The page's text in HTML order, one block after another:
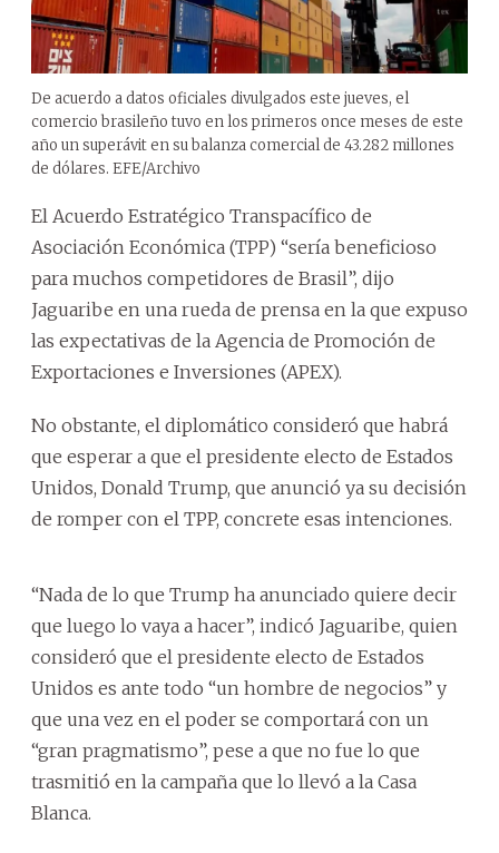
De acuerdo a datos oficiales divulgados este jueves, el
comercio brasileño tuvo en los primeros once meses de este
año un superávit en su balanza comercial de 43.282 millones
de dólares. EFE/Archivo
El Acuerdo Estratégico Transpacífico de
Asociación Económica (TPP) “sería beneficioso
para muchos competidores de Brasil”, dijo
Jaguaribe en una rueda de prensa en la que expuso
las expectativas de la Agencia de Promoción de
Exportaciones e Inversiones (APEX).
No obstante, el diplomático consideró que habrá
que esperar a que el presidente electo de Estados
Unidos, Donald Trump, que anunció ya su decisión
de romper con el TPP, concrete esas intenciones.
“Nada de lo que Trump ha anunciado quiere decir
que luego lo vaya a hacer”, indicó Jaguaribe, quien
consideró que el presidente electo de Estados
Unidos es ante todo “un hombre de negocios” y
que una vez en el poder se comportará con un
“gran pragmatismo”, pese a que no fue lo que
trasmitió en la campaña que lo llevó a la Casa
Blanca.